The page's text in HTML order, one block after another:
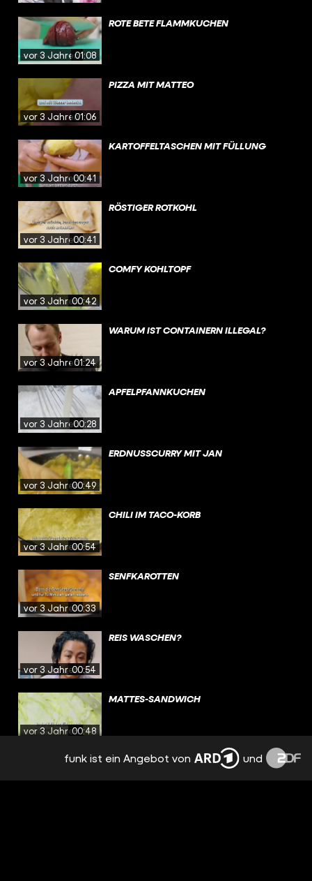
vor 3 Jahren01:08
ROTE BETE FLAMMKUCHEN
vor 3 Jahren01:06
PIZZA MIT MATTEO
vor 3 Jahren00:41
KARTOFFELTASCHEN MIT FÜLLUNG
vor 3 Jahren00:41
RÖSTIGER ROTKOHL
vor 3 Jahren00:42
COMFY KOHLTOPF
vor 3 Jahren01:24
WARUM IST CONTAINERN ILLEGAL?
vor 3 Jahren00:28
APFELPFANNKUCHEN
vor 3 Jahren00:49
ERDNUSSCURRY MIT JAN
vor 3 Jahren00:54
CHILI IM TACO-KORB
vor 3 Jahren00:33
SENFKAROTTEN
vor 3 Jahren00:54
REIS WASCHEN?
vor 3 Jahren00:48
MATTES-SANDWICH
DEFTIGE SCHUPFNUDELN
funk ist ein Angebot von und